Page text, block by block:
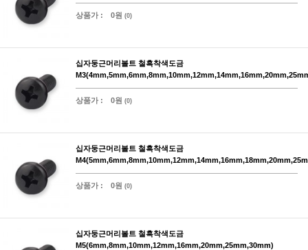
상품가 : 0원 (0)
십자둥근머리볼트 철흑착색도금
상품가 : 0원 (0)
십자둥근머리볼트 철흑착색도금
상품가 : 0원 (0)
십자둥근머리볼트 철흑착색도금
M5(6mm,8mm,10mm,12mm,16mm,20mm,25mm,30mm)